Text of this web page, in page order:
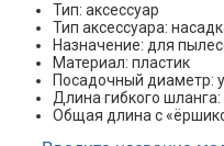
Тип: аксессуар
Тип аксессуара:
Назначение: для
Материал: пластик
Посадочный диаметр:
Длина гибкого
Общая длина с